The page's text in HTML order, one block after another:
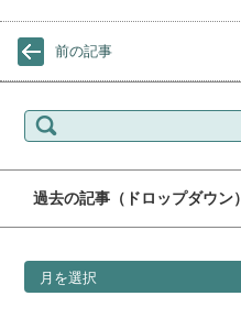
前の記事
検索:
過去の記事（ドロップダウン）